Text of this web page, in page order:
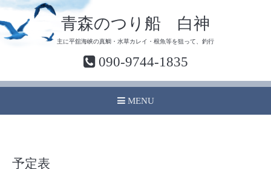
青森のつり船 白神
主に平舘海峡の真鯛・水草カレイ・根魚等を狙って、釣行
090-9744-1835
MENU
予定表